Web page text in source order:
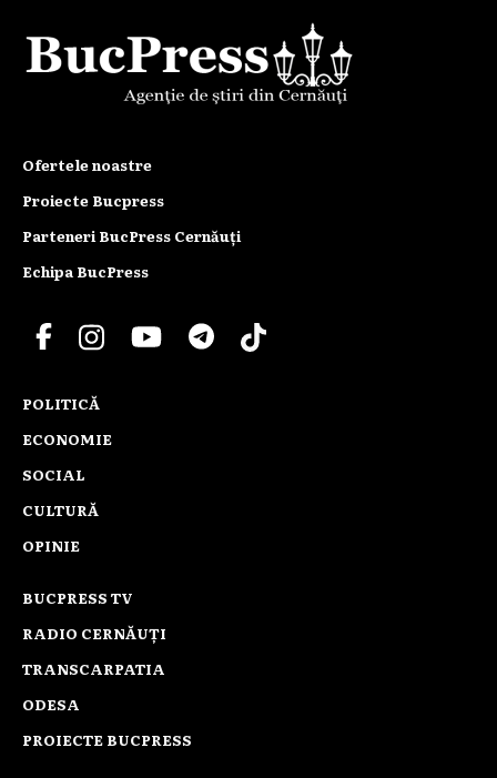
Ofertele noastre
Proiecte Bucpress
Parteneri BucPress Cernăuți
Echipa BucPress
POLITICĂ
ECONOMIE
SOCIAL
CULTURĂ
OPINIE
BUCPRESS TV
RADIO CERNĂUȚI
TRANSCARPATIA
ODESA
PROIECTE BUCPRESS